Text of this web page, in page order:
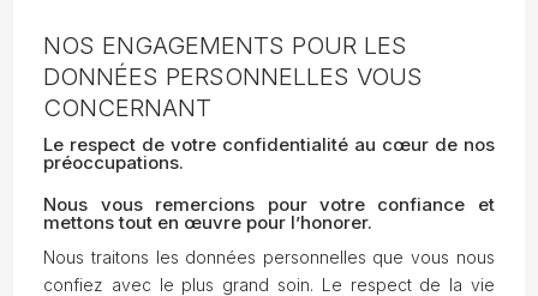
NOS ENGAGEMENTS POUR LES
DONNÉES PERSONNELLES VOUS
CONCERNANT
Le respect de votre confidentialité au cœur de nos
préoccupations.
Nous vous remercions pour votre confiance et
mettons tout en œuvre pour l’honorer.
Nous traitons les données personnelles que vous nous
confiez avec le plus grand soin. Le respect de la vie